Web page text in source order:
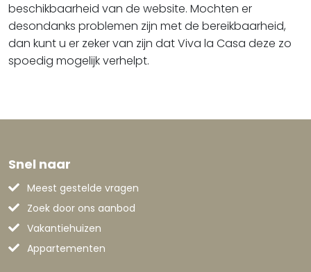
beschikbaarheid van de website. Mochten er
desondanks problemen zijn met de bereikbaarheid,
dan kunt u er zeker van zijn dat Viva la Casa deze zo
spoedig mogelijk verhelpt.
Snel naar
Meest gestelde vragen
Zoek door ons aanbod
Vakantiehuizen
Appartementen